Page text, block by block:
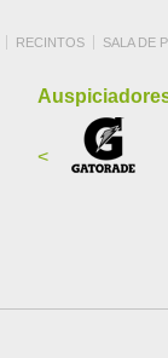
RECINTOS SALA DE
<